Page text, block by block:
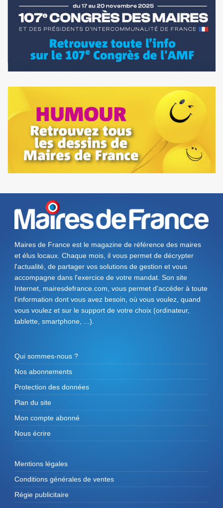
Maires de France est le magazine de référence des maires
et élus locaux. Chaque mois, il vous permet de décrypter
l'actualité, de partager vos solutions de gestion et vous
accompagne dans l'exercice de votre mandat. Son site
Internet, mairesdefrance.com, vous permet d’accéder à toute
l'information dont vous avez besoin, où vous voulez, quand
vous voulez et sur le support de votre choix (ordinateur,
tablette, smartphone, ...).
Qui sommes-nous ?
Nos abonnements
Protection des données
Plan du site
Mon compte abonné
Nous écrire
Mentions légales
Conditions générales de ventes
Régie publicitaire